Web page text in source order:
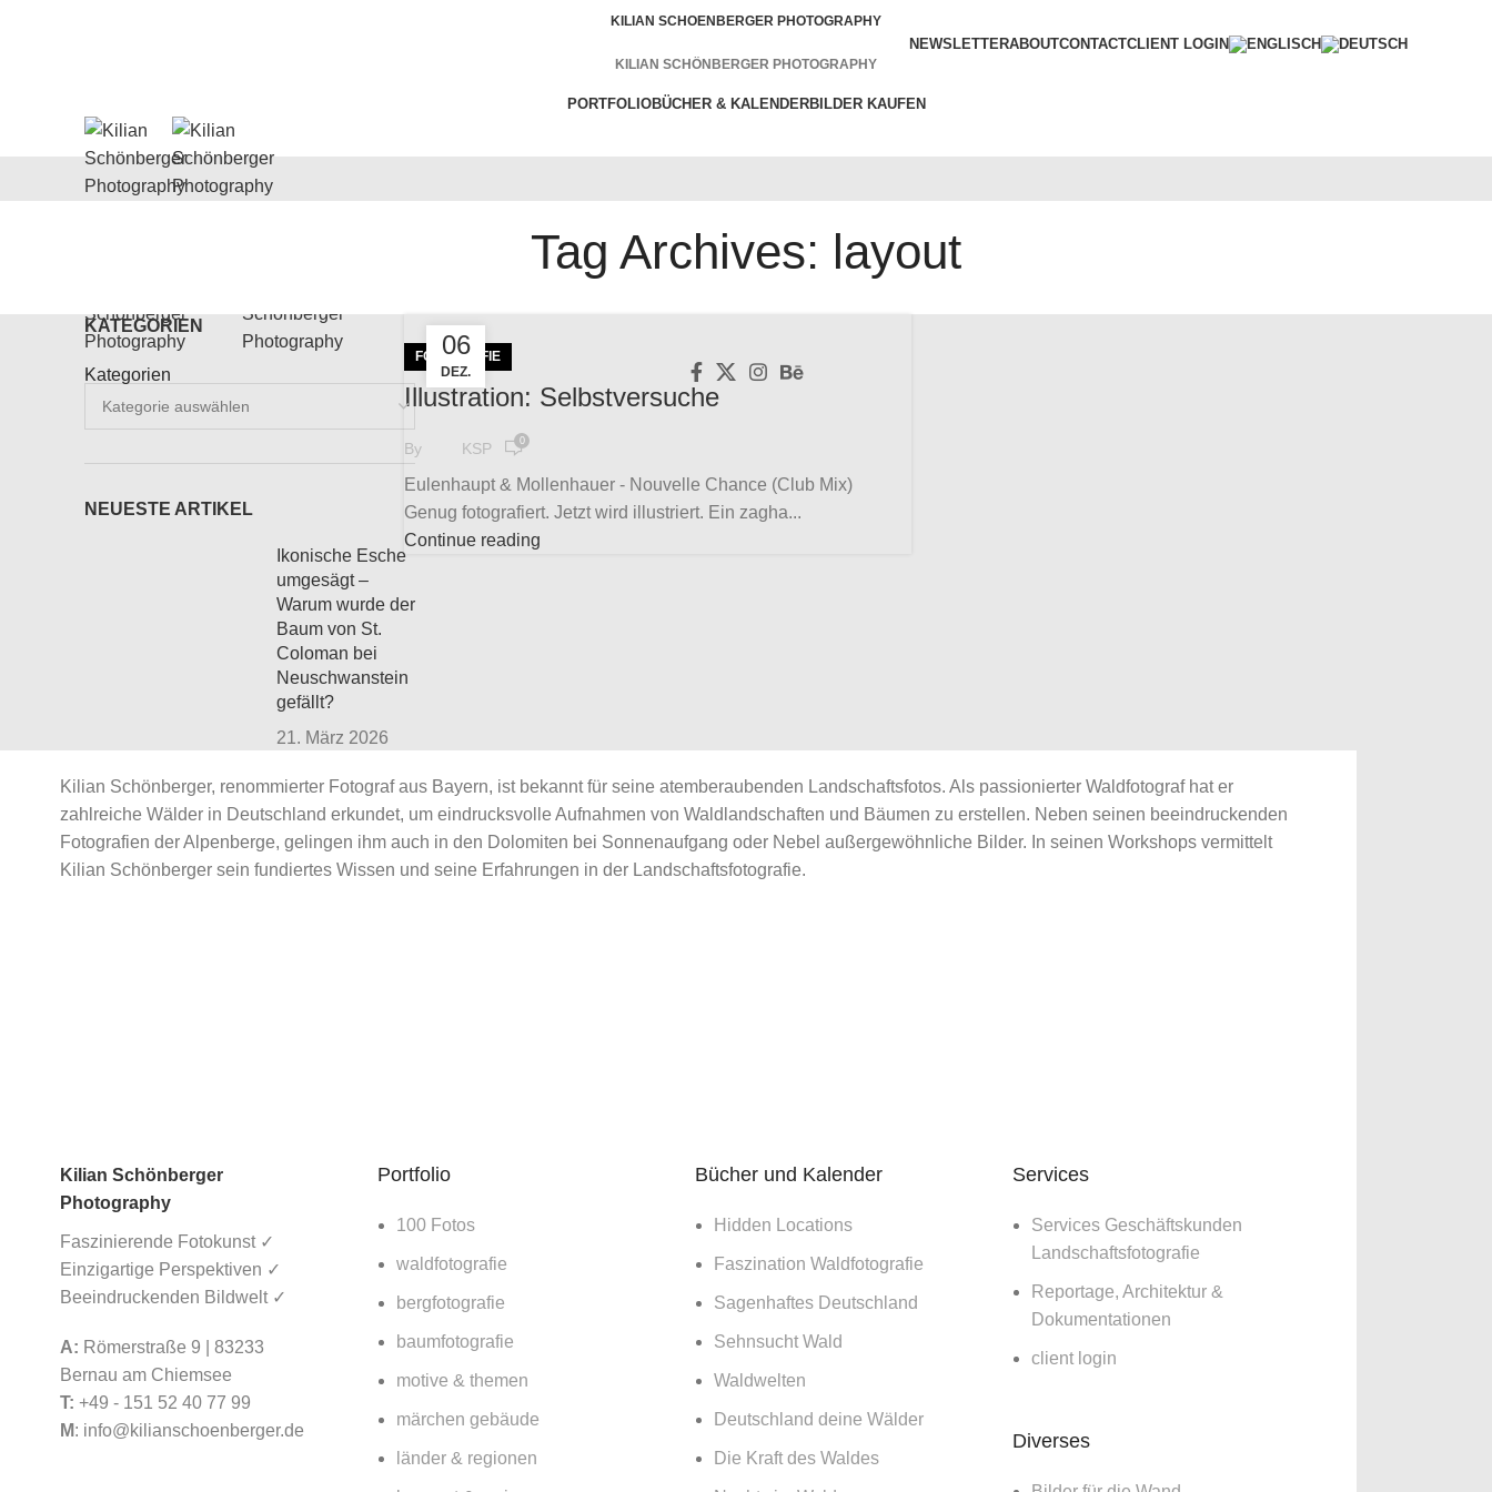
KILIAN SCHOENBERGER PHOTOGRAPHY
NEWSLETTERABOUTCONTACTCLIENT LOGIN
KILIAN SCHÖNBERGER PHOTOGRAPHY
PORTFOLIOBÜCHER & KALENDERBILDER KAUFEN
menu
Tag Archives: layout
06
DEZ.
FOTOGRAFIE
Illustration: Selbstversuche
By KSP 0
Eulenhaupt & Mollenhauer - Nouvelle Chance (Club Mix)
Genug fotografiert. Jetzt wird illustriert. Ein zagha...
Continue reading
KATEGORIEN
Kategorien
NEUESTE ARTIKEL
Ikonische Esche
umgesägt –
Warum wurde der
Baum von St.
Coloman bei
Neuschwanstein
gefällt?
21. März 2026
Waldfotografie im
Frühling
16. März 2026
Lorbeerwald
Fanal auf
sich ein Besuch
15. März 2026
No Comments
Kilian Schönberger, renommierter Fotograf aus Bayern, ist bekannt für seine atemberaubenden Landschaftsfotos. Als passionierter Waldfotograf hat er
zahlreiche Wälder in Deutschland erkundet, um eindrucksvolle Aufnahmen von Waldlandschaften und Bäumen zu erstellen. Neben seinen beeindruckenden
Fotografien der Alpenberge, gelingen ihm auch in den Dolomiten bei Sonnenaufgang oder Nebel außergewöhnliche Bilder. In seinen Workshops vermittelt
Kilian Schönberger sein fundiertes Wissen und seine Erfahrungen in der Landschaftsfotografie.
Kilian Schönberger
Photography
Faszinierende Fotokunst ✓
Einzigartige Perspektiven ✓
Beeindruckenden Bildwelt ✓
A: Römerstraße 9 | 83233
Bernau am Chiemsee
T: +49 - 151 52 40 77 99
M: info@kilianschoenberger.de
Portfolio
100 Fotos
waldfotografie
bergfotografie
baumfotografie
motive & themen
märchen gebäude
länder & regionen
Bücher und Kalender
Hidden Locations
Faszination Waldfotografie
Sagenhaftes Deutschland
Sehnsucht Wald
Waldwelten
Deutschland deine Wälder
Die Kraft des Waldes
Services
Services Geschäftskunden
Landschaftsfotografie
Reportage, Architektur &
Dokumentationen
client login
Diverses